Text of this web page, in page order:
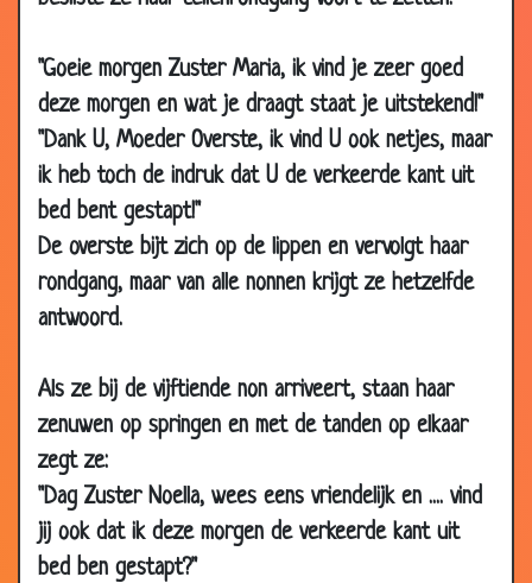
"Goeie morgen Zuster Maria, ik vind je zeer goed
deze morgen en wat je draagt staat je uitstekend!"
"Dank U, Moeder Overste, ik vind U ook netjes, maar
ik heb toch de indruk dat U de verkeerde kant uit
bed bent gestapt!"
De overste bijt zich op de lippen en vervolgt haar
rondgang, maar van alle nonnen krijgt ze hetzelfde
antwoord.
Als ze bij de vijftiende non arriveert, staan haar
zenuwen op springen en met de tanden op elkaar
zegt ze:
"Dag Zuster Noella, wees eens vriendelijk en .... vind
jij ook dat ik deze morgen de verkeerde kant uit
bed ben gestapt?"
26 Nov 2017
Waarzegsters
2.79
13 Dec 2016
De Hemel
2.95
09 Jul 2016
Speech
3.16
08 Jun 2016
03 Dec 2014
Vleselijke bekoring
12 Nov 2014
Elkaar overtreffen
2.80
03 Nov 2014
19 Aug 2014
Jezus
19 Feb 2014
Biechten
2.88
19 Feb 2014
28 Jan 2014
Bij de hemelpoort
04 Jan 2014
Gezinsuitbreiding